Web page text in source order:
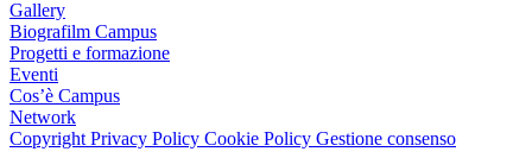
Gallery
Biografilm Campus
Progetti e formazione
Eventi
Cos’è Campus
Network
Copyright Privacy Policy Cookie Policy Gestione consenso